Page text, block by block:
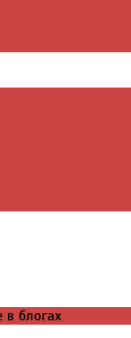
в блогах